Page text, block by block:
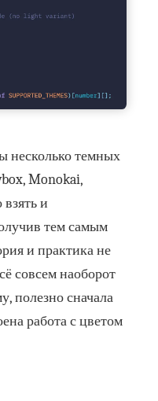
несколько темных
Monokai,
и
тем самым
и практика не
совсем наоборот
полезно сначала
работа с цветом